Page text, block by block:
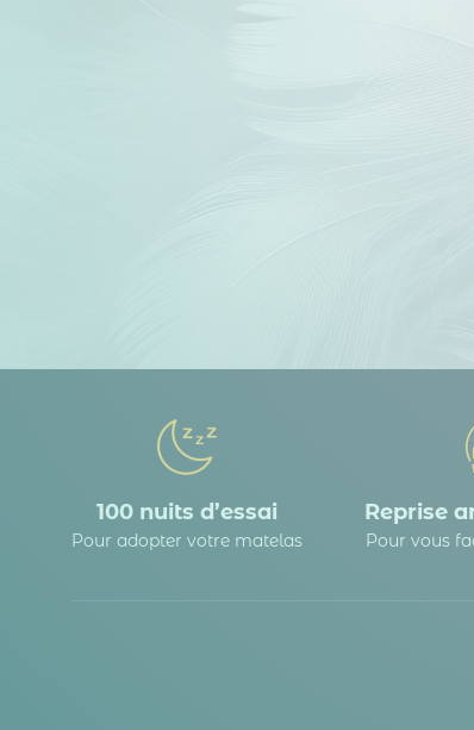
100 nuits d’essai
Pour adopter votre matelas
Reprise
Pour vous